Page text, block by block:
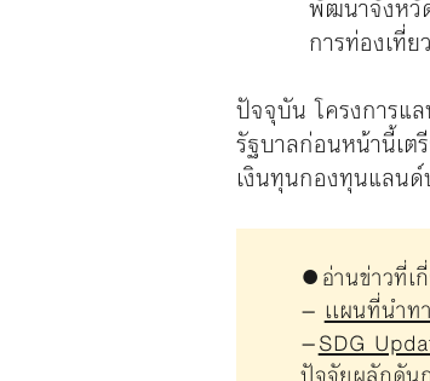
พัฒนาจังหวั
การท่องเที่
ปัจจุบัน โครงการแ
รัฐบาลก่อนหน้านี้เ
เงินทุนกองทุนแลน
● อ่านข่าวที่เ
– เเผนที่นำ
–SDG